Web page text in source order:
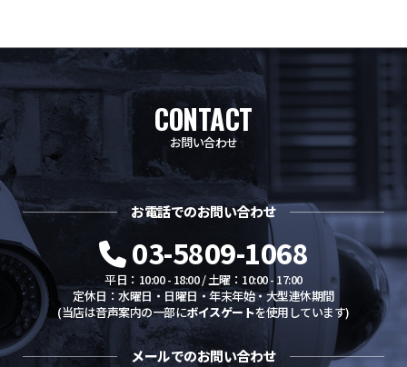
CONTACT
お問い合わせ
お電話でのお問い合わせ
03-5809-1068
平日：10:00 - 18:00 / 土曜：10:00 - 17:00
定休日：水曜日・日曜日・年末年始・大型連休期間
(当店は音声案内の一部にボイスゲートを使用しています)
メールでのお問い合わせ